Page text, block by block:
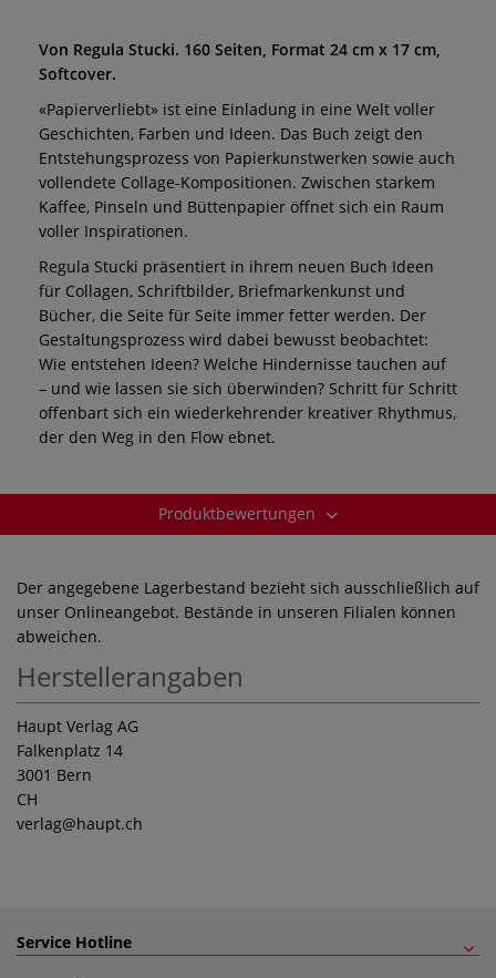
Von Regula Stucki. 160 Seiten, Format 24 cm x 17 cm,
Softcover.
«Papierverliebt» ist eine Einladung in eine Welt voller
Geschichten, Farben und Ideen. Das Buch zeigt den
Entstehungsprozess von Papierkunstwerken sowie auch
vollendete Collage-Kompositionen. Zwischen starkem
Kaffee, Pinseln und Büttenpapier öffnet sich ein Raum
voller Inspirationen.
Regula Stucki präsentiert in ihrem neuen Buch Ideen
für Collagen, Schriftbilder, Briefmarkenkunst und
Bücher, die Seite für Seite immer fetter werden. Der
Gestaltungsprozess wird dabei bewusst beobachtet:
Wie entstehen Ideen? Welche Hindernisse tauchen auf
– und wie lassen sie sich überwinden? Schritt für Schritt
offenbart sich ein wiederkehrender kreativer Rhythmus,
der den Weg in den Flow ebnet.
Produktbewertungen
Der angegebene Lagerbestand bezieht sich ausschließlich auf
unser Onlineangebot. Bestände in unseren Filialen können
abweichen.
Herstellerangaben
Haupt Verlag AG
Falkenplatz 14
3001 Bern
CH
verlag@haupt.ch
Service Hotline